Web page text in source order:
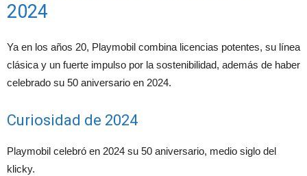
2024
Ya en los años 20, Playmobil combina licencias potentes, su línea
clásica y un fuerte impulso por la sostenibilidad, además de haber
celebrado su 50 aniversario en 2024.
Curiosidad de 2024
Playmobil celebró en 2024 su 50 aniversario, medio siglo del
klicky.